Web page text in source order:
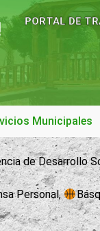
PORTAL DE
Municipales
de Desarrollo
Personal,